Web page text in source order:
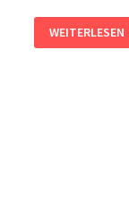
UNFALL
IN
WEITERLESEN